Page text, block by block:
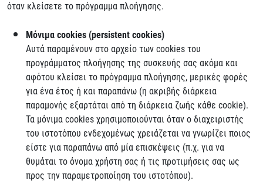
όταν κλείσετε το πρόγραμμα πλοήγησης.
Μόνιμα cookies (persistent cookies)
Αυτά παραμένουν στο αρχείο των cookies του
προγράμματος πλοήγησης της συσκευής σας ακόμα και
αφότου κλείσει το πρόγραμμα πλοήγησης, μερικές φορές
για ένα έτος ή και παραπάνω (η ακριβής διάρκεια
παραμονής εξαρτάται από τη διάρκεια ζωής κάθε cookie).
Τα μόνιμα cookies χρησιμοποιούνται όταν ο διαχειριστής
του ιστοτόπου ενδεχομένως χρειάζεται να γνωρίζει ποιος
είστε για παραπάνω από μία επισκέψεις (π.χ. για να
θυμάται το όνομα χρήστη σας ή τις προτιμήσεις σας ως
προς την παραμετροποίηση του ιστοτόπου).